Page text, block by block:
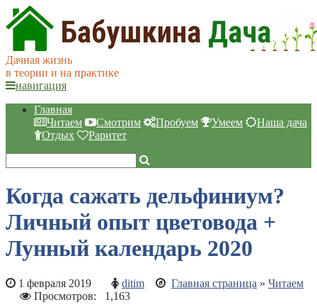
Дачная жизнь
в теории и на практике
навигация
Главная
Читаем
Смотрим Пробуем Умеем
Наша дача
Отдых
Раритет
Когда сажать дельфиниум?
Личный опыт цветовода +
Лунный календарь 2020
1 февраля 2019 ditim Главная страница » Читаем
Просмотров: 1,163